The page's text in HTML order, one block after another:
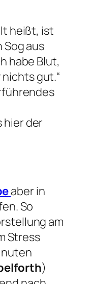
heißt, ist
aus
habe Blut,
gut.“
hier der
aber in
So
am
Stress
)